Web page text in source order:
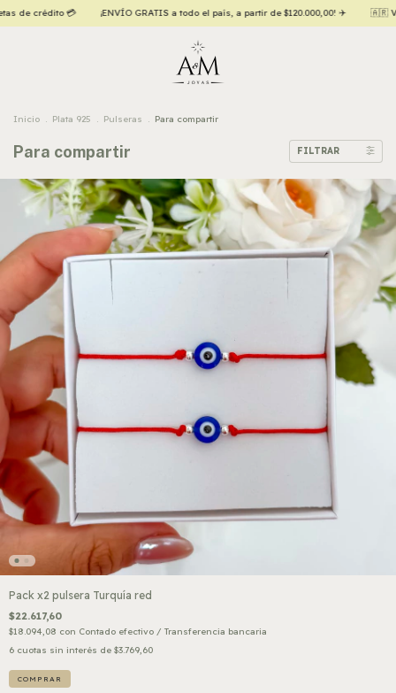
💳 ¡ENVÍO GRATIS a todo el país, a partir de $120.000,00! ✈️ 🇦🇷 VAMOS
Inicio . Plata 925 . Pulseras . Para compartir
Para compartir FILTRAR
Pack x2 pulsera Turquía red
$22.617,60
$18.094,08 con Contado efectivo / Transferencia bancaria
6 cuotas sin interés de $3.769,60